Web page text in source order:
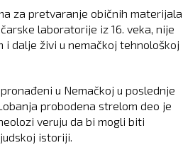
za pretvaranje običnih materijala
laboratorije iz 16. veka, nije
dalje živi u nemačkoj tehnološkoj
u Nemačkoj u poslednje
probodena strelom deo je
veruju da bi mogli biti
istoriji.